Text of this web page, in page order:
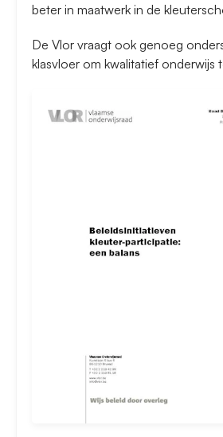
beter in maatwerk in de
De Vlor vraagt ook genoeg
klasvloer om kwalitatief onderwijs